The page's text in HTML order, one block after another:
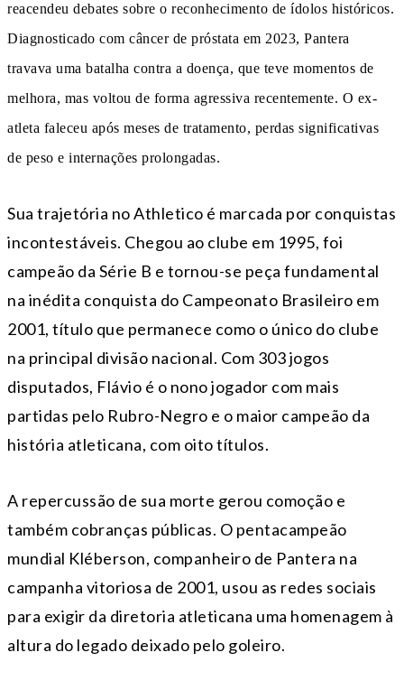
reacendeu debates sobre o reconhecimento de ídolos históricos.
Diagnosticado com câncer de próstata em 2023, Pantera
travava uma batalha contra a doença, que teve momentos de
melhora, mas voltou de forma agressiva recentemente. O ex-
atleta faleceu após meses de tratamento, perdas significativas
de peso e internações prolongadas.
Sua trajetória no Athletico é marcada por conquistas
incontestáveis. Chegou ao clube em 1995, foi
campeão da Série B e tornou-se peça fundamental
na inédita conquista do Campeonato Brasileiro em
2001, título que permanece como o único do clube
na principal divisão nacional. Com 303 jogos
disputados, Flávio é o nono jogador com mais
partidas pelo Rubro-Negro e o maior campeão da
história atleticana, com oito títulos.
A repercussão de sua morte gerou comoção e
também cobranças públicas. O pentacampeão
mundial Kléberson, companheiro de Pantera na
campanha vitoriosa de 2001, usou as redes sociais
para exigir da diretoria atleticana uma homenagem à
altura do legado deixado pelo goleiro.